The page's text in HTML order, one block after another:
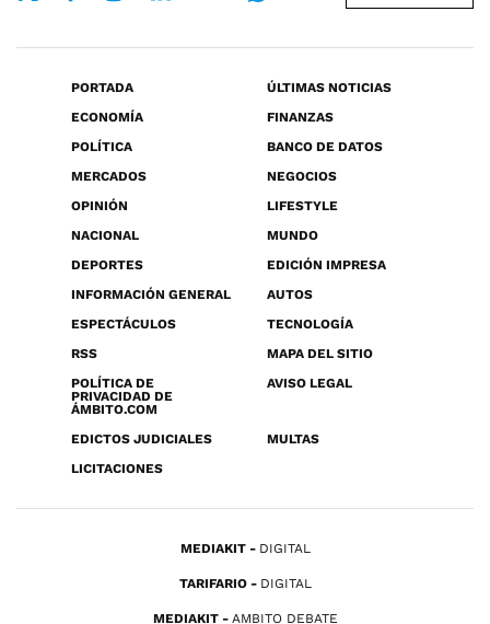
PORTADA
ÚLTIMAS NOTICIAS
ECONOMÍA
FINANZAS
POLÍTICA
BANCO DE DATOS
MERCADOS
NEGOCIOS
OPINIÓN
LIFESTYLE
NACIONAL
MUNDO
DEPORTES
EDICIÓN IMPRESA
INFORMACIÓN GENERAL
AUTOS
ESPECTÁCULOS
TECNOLOGÍA
RSS
MAPA DEL SITIO
POLÍTICA DE
PRIVACIDAD DE
ÁMBITO.COM
AVISO LEGAL
EDICTOS JUDICIALES
MULTAS
LICITACIONES
MEDIAKIT DIGITAL
TARIFARIO DIGITAL
MEDIAKIT AMBITO DEBATE